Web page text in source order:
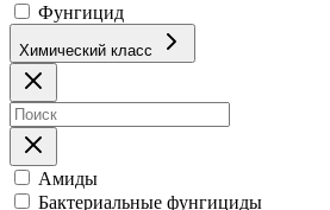
Фунгицид
Химический класс
Амиды
Бактериальные фунгициды